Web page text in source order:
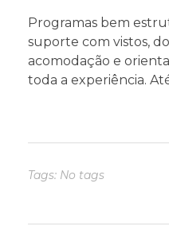
Programas bem
suporte com vistos,
acomodação e
toda a experiência.
Tags: No tags